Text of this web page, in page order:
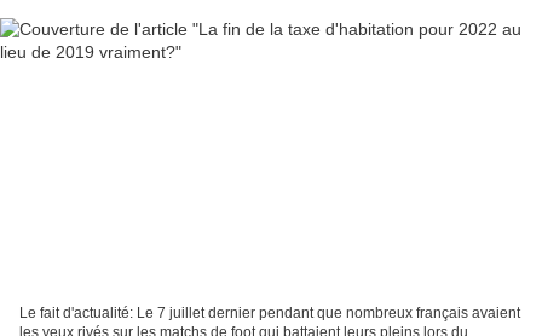
Le fait d'actualité: Le 7 juillet dernier pendant que nombreux français avaient
les yeux rivés sur les matchs de foot qui battaient leurs pleins lors du